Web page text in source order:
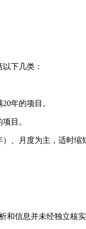
下几类：
年的项目。
目。
、月度为主，适时
和信息并未经独立核